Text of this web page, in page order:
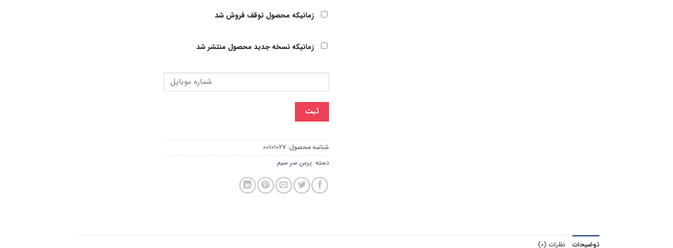
زمانیکه محصول توقف فروش شد
زمانیکه نسخه جدید محصول منتشر شد
ثبت
شناسه محصول: 00101027
دسته: پرس سر سیم
توضیحات نظرات (0)